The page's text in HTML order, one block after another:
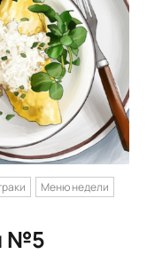
Меню недели
№5